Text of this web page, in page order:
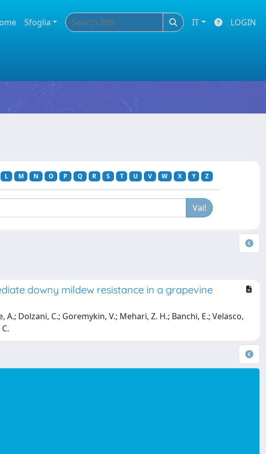
Sfoglia IT LOGIN
L M N O P Q R S T U V W X Y Z
downy mildew resistance in a grapevine
Dolzani, C.; Goremykin, V.; Mehari, Z. H.; Banchi, E.; Velasco,